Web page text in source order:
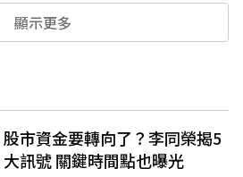
顯示更多
股市資金要轉向了？李同榮揭5
大訊號 關鍵時間點也曝光